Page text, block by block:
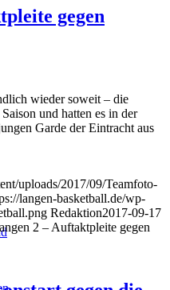
gegen
wieder soweit – die
und hatten es in der
Garde der Eintracht aus
uploads/2017/09/Teamfoto-
langen-basketball.de/wp-
Redaktion2017-09-17
2 – Auftaktpleite gegen